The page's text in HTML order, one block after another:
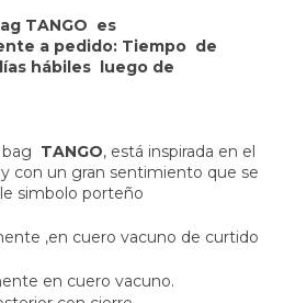
TANGO es
a pedido: Tiempo de
hábiles luego de
TANGO, está inspirada en el
con un gran sentimiento que se
simbolo porteño
,en cuero vacuno de curtido
en cuero vacuno.